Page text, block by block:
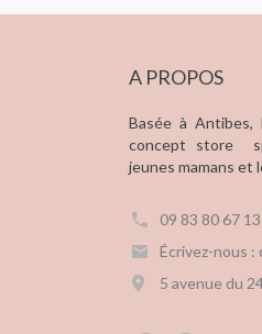
A PROPOS
Basée à
concept store
jeunes mamans et
09 83 80 67 13
Écrivez-nous :
5 avenue du